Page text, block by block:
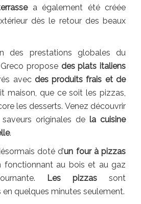
a également été créée
dès le retour des beaux
des prestations globales du
propose des plats italiens
avec des produits frais et de
maison, que ce soit les pizzas,
les desserts. Venez découvrir
originales de la cuisine
.
doté d’un four à pizzas
fonctionnant au bois et au gaz
Les pizzas sont
quelques minutes seulement.